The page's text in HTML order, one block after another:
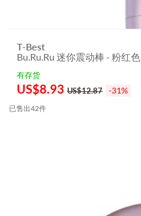
T-Best
Bu.Ru.Ru 迷你震动棒 - 粉红色
有存货
US$8.93 US$12.87 -31%
已售出42件